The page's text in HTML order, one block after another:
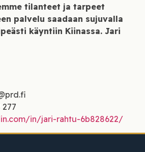
tilanteet ja tarpeet
palvelu saadaan sujuvalla
käyntiin Kiinassa. Jari
277
in/jari-rahtu-6b828622/